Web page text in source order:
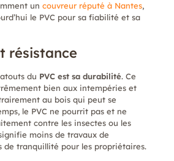
un couvreur réputé à Nantes,
le PVC pour sa fiabilité et sa
résistance
du PVC est sa durabilité. Ce
bien aux intempéries et
au bois qui peut se
le PVC ne pourrit pas et ne
contre les insectes ou les
moins de travaux de
de tranquillité pour les propriétaires.